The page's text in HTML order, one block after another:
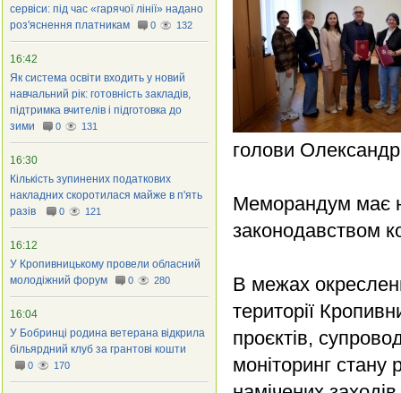
голови Олександр
Меморандум має
законодавством
В межах
території
проєктів,
моніторинг стану
сервіси: під час «гарячої лінії» надано
роз'яснення платникам
0 132
16:42
Як система освіти входить у новий
навчальний рік: готовність закладів,
підтримка вчителів і підготовка до
зими
0 131
16:30
Кількість зупинених податкових
накладних скоротилася майже в п'ять
разів
0 121
16:12
У Кропивницькому провели обласний
молодіжний форум
0 280
16:04
У Бобринці родина ветерана відкрила
більярдний клуб за грантові кошти
0 170